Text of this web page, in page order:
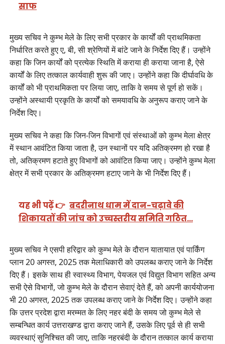
साफ
मुख्य सचिव ने कुम्भ मेले के लिए सभी प्रकार के कार्यों की प्राथमिकता
निर्धारित करते हुए ए, बी, सी श्रेणियों में बांटे जाने के निर्देश दिए हैं। उन्होंने
कहा कि जिन कार्यों को प्रत्येक स्थिति में कराया ही कराया जाना है, ऐसे
कार्यों के लिए तत्काल कार्यवाही शुरू की जाए। उन्होंने कहा कि दीर्घावधि के
कार्यों को भी प्राथमिकता पर लिया जाए, ताकि वे समय से पूर्ण हो सकें।
उन्होंने अस्थायी प्रकृति के कार्यों को समयावधि के अनुरूप कराए जाने के
निर्देश दिए।
मुख्य सचिव ने कहा कि जिन-जिन विभागों एवं संस्थाओं को कुम्भ मेला क्षेत्र
में स्थान आवंटित किया जाता है, उन स्थानों पर यदि अतिक्रमण हो रखा है
तो, अतिक्रमण हटाते हुए विभागों को आवंटित किया जाए। उन्होंने कुम्भ मेला
क्षेत्र में सभी प्रकार के अतिक्रमण हटाए जाने के भी निर्देश दिए हैं।
यह भी पढ़ें 👉 बदरीनाथ धाम में दान-चढ़ावे की
शिकायतों की जांच को उच्चस्तरीय समिति गठित…
मुख्य सचिव ने एसपी हरिद्वार को कुम्भ मेले के दौरान यातायात एवं पार्किंग
प्लान 20 अगस्त, 2025 तक मेलाधिकारी को उपलब्ध कराए जाने के निर्देश
दिए हैं। इसके साथ ही स्वास्थ्य विभाग, पेयजल एवं विद्युत विभाग सहित अन्य
सभी ऐसे विभागों, जो कुम्भ मेले के दौरान सेवाएं देते हैं, को अपनी कार्ययोजना
भी 20 अगस्त, 2025 तक उपलब्ध कराए जाने के निर्देश दिए। उन्होंने कहा
कि उत्तर प्रदेश द्वारा मरम्मत के लिए नहर बंदी के समय जो कुम्भ मेले से
सम्बन्धित कार्य उत्तराखण्ड द्वारा कराए जाने हैं, उसके लिए पूर्व से ही सभी
व्यवस्थाएं सुनिश्चित की जाए, ताकि नहरबंदी के दौरान तत्काल कार्य कराया